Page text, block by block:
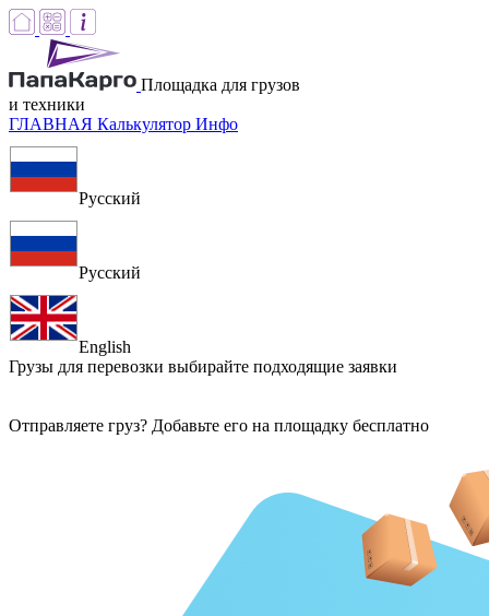
Площадка для грузов
и техники
ГЛАВНАЯ Калькулятор Инфо
Русский
Русский
English
Грузы для перевозки выбирайте подходящие заявки
Отправляете груз? Добавьте его на площадку бесплатно